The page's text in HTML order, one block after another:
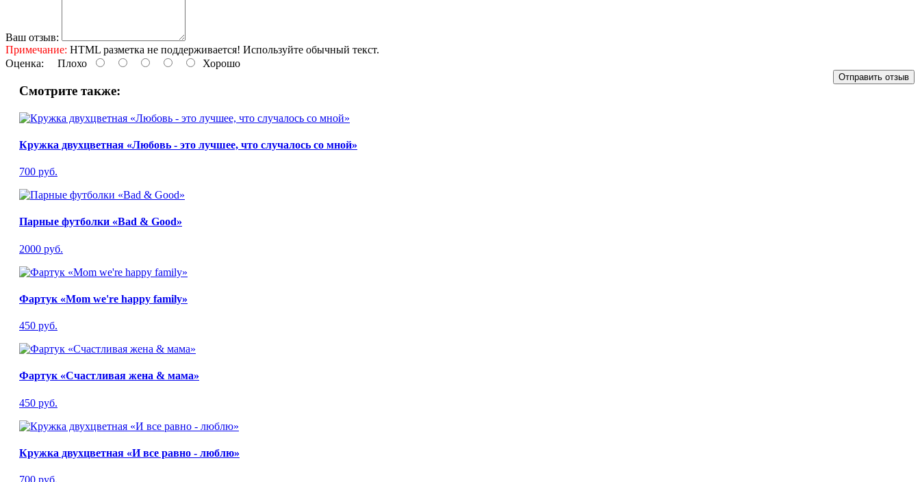
Ваш отзыв:
Примечание: HTML разметка не поддерживается! Используйте обычный текст.
Оценка: Плохо Хорошо
Отправить отзыв
Смотрите также:
Кружка двухцветная «Любовь - это лучшее, что случалось со мной»
700 руб.
Парные футболки «Bad & Good»
2000 руб.
Фартук «Mom we're happy family»
450 руб.
Фартук «Счастливая жена & мама»
450 руб.
Кружка двухцветная «И все равно - люблю»